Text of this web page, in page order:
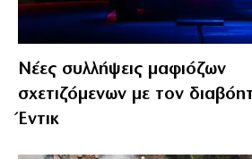
Νέες συλλήψεις μαφιόζων
σχετιζόμενων με τον
Έντικ